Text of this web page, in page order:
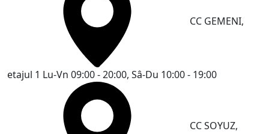
CC GEMENI,
etajul 1 Lu-Vn 09:00 - 20:00, Sâ-Du 10:00 - 19:00
CC SOYUZ,